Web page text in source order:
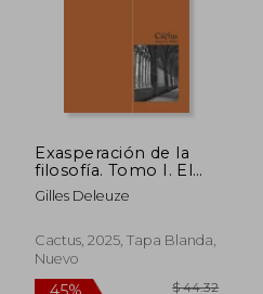
Exasperación de la
filosofía. Tomo I. El
mundo de Leibniz
Gilles Deleuze
Cactus, 2025, Tapa Blanda,
Nuevo